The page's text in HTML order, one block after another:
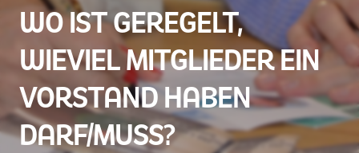
WO IST GEREGELT,
WIEVIEL MITGLIEDER EIN
VORSTAND HABEN
DARF/MUSS?